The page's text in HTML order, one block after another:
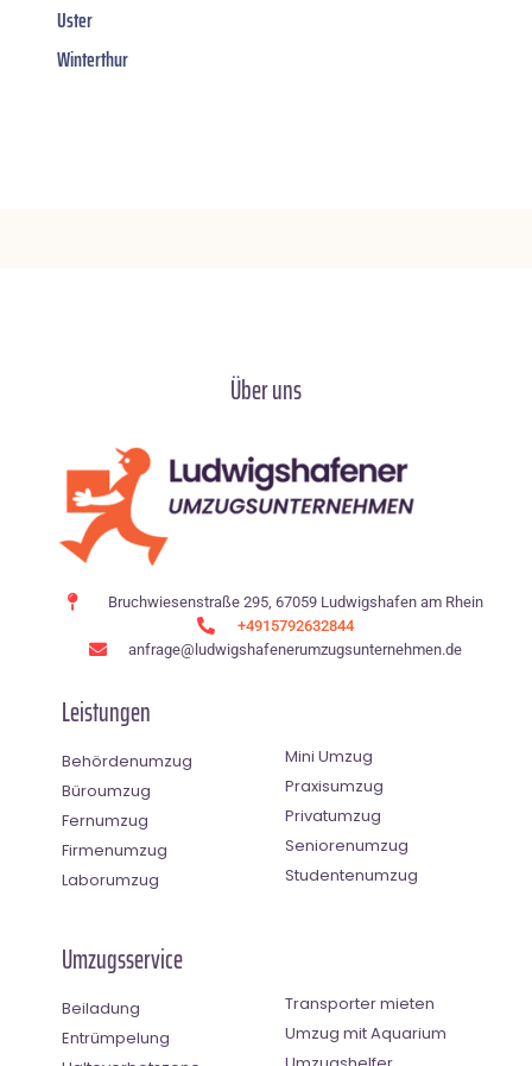
Uster
Winterthur
Über uns
Bruchwiesenstraße 295, 67059 Ludwigshafen am Rhein
+4915792632844
anfrage@ludwigshafenerumzugsunternehmen.de
Leistungen
Behördenumzug
Büroumzug
Fernumzug
Firmenumzug
Laborumzug
Mini Umzug
Praxisumzug
Privatumzug
Seniorenumzug
Studentenumzug
Umzugsservice
Beiladung
Entrümpelung
Transporter mieten
Umzug mit Aquarium